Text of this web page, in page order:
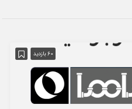
60 بازدید